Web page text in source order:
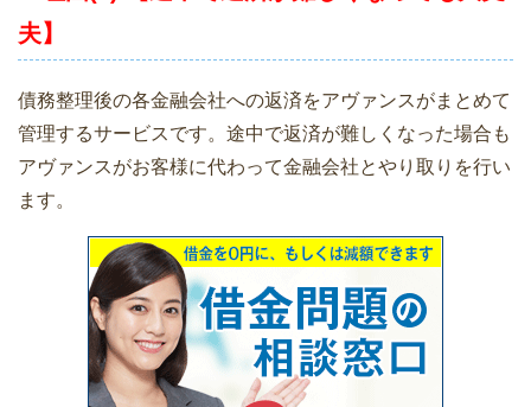
夫】
債務整理後の各金融会社への返済をアヴァンスがまとめて
管理するサービスです。途中で返済が難しくなった場合も
アヴァンスがお客様に代わって金融会社とやり取りを行い
ます。